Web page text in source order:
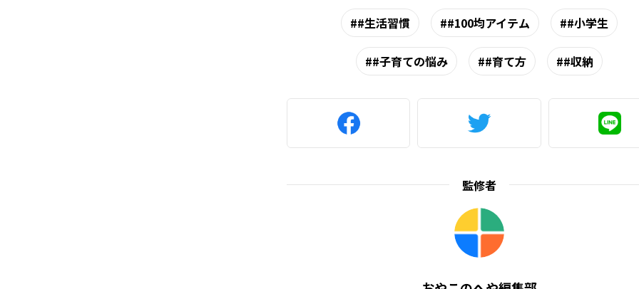
#生活習慣 #100均アイテム #小学生
#子育ての悩み #育て方 #収納
監修者